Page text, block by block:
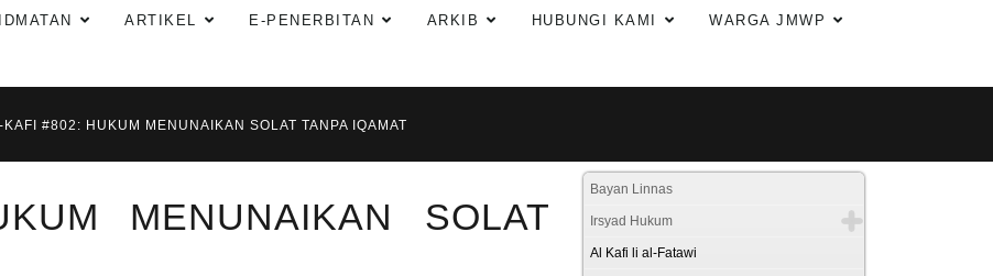
ARTIKEL E-PENERBITAN ARKIB HUBUNGI KAMI WARGA JMWP
KAFI #802: HUKUM MENUNAIKAN SOLAT TANPA IQAMAT
MENUNAIKAN SOLAT
Bayan Linnas
Irsyad Hukum
Al Kafi li al-Fatawi